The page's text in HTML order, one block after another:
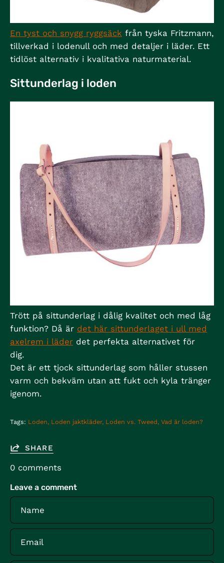
En tyst och snygg ryggsäck från tyska Fritzmann,
tillverkad i lodenull och med detaljer i läder. Ett
tidlöst alternativ i kvalitativa naturmaterial.
Sittunderlag i loden
Trött på sittunderlag i dålig kvalitet och med låg
funktion? Då är det här sittunderlaget i ull med
axelrem i läder det perfekta alternativet för
dig.
Det är ett tjock sittunderlag som håller stussen
varm och bekväm utan att fukt och kyla tränger
igenom.
Tags: Loden Loden jaktkläder Loden vs. Tweed Vad är loden?
SHARE
0 comments
Leave a comment
Name
Email